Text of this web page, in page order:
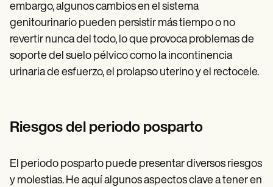
embargo, algunos cambios en el sistema
genitourinario pueden persistir más tiempo o no
revertir nunca del todo, lo que provoca problemas de
soporte del suelo pélvico como la incontinencia
urinaria de esfuerzo, el prolapso uterino y el rectocele.
Riesgos del periodo posparto
El periodo posparto puede presentar diversos riesgos
y molestias. He aquí algunos aspectos clave a tener en